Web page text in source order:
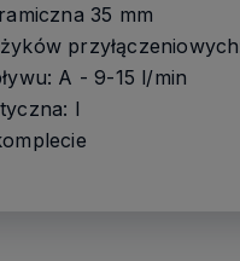
35 mm
A - 9-15 l/min
I